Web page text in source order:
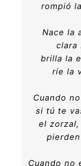
rompió
Nace la
clara
brilla la
ríe la
Cuando
si tú te
el
Cuando no